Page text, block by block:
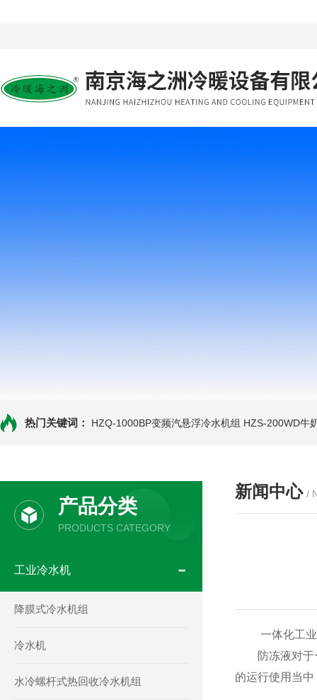
热门关键词： HZQ-1000BP变频汽悬浮冷水机组 HZS-200WD牛
产品分类
PRODUCTS CATEGORY
工业冷水机
降膜式冷水机组
冷水机
水冷螺杆式热回收冷水机组
新闻中心 /
一体化工业
防冻液对于
的运行使用当